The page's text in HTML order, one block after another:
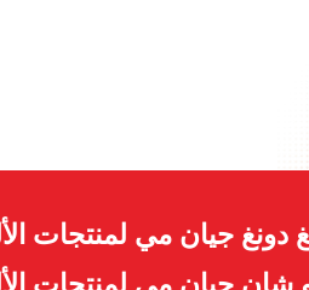
دونغ جيان مي لمنتجات